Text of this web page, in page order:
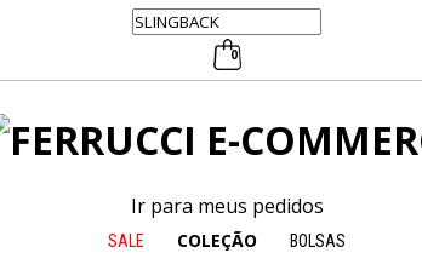
0
Ir para meus pedidos
SALE COLEÇÃO BOLSAS